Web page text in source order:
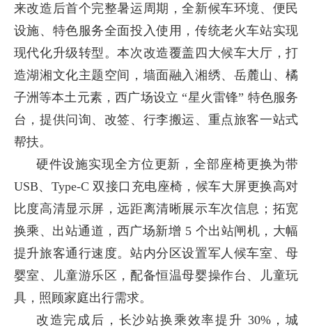
来改造后首个完整暑运周期，全新候车环境、便民
设施、特色服务全面投入使用，传统老火车站实现
现代化升级转型。本次改造覆盖四大候车大厅，打
造湖湘文化主题空间，墙面融入湘绣、岳麓山、橘
子洲等本土元素，西广场设立 “星火雷锋” 特色服务
台，提供问询、改签、行李搬运、重点旅客一站式
帮扶。
硬件设施实现全方位更新，全部座椅更换为带
USB、Type-C 双接口充电座椅，候车大屏更换高对
比度高清显示屏，远距离清晰展示车次信息；拓宽
换乘、出站通道，西广场新增 5 个出站闸机，大幅
提升旅客通行速度。站内分区设置军人候车室、母
婴室、儿童游乐区，配备恒温母婴操作台、儿童玩
具，照顾家庭出行需求。
改造完成后，长沙站换乘效率提升 30%，城